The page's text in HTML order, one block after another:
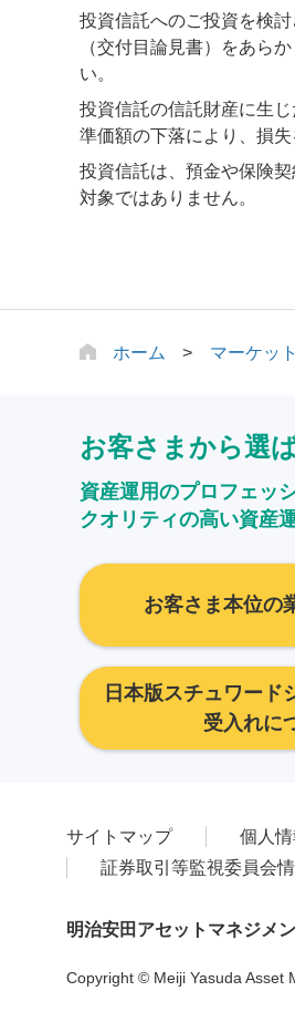
投資信託へのご投資を検
（交付目論見書）をあら
い。
投資信託の信託財産に生
準価額の下落により、損
投資信託は、預金や保険
対象ではありません。
ホーム マーケッ
お客さまから選
資産運用のプロフェッ
クオリティの高い資産
お客さま本位の
日本版スチュワード
受入れに
サイトマップ 個人
証券取引等監視委員会
明治安田アセットマネジメ
Copyright © Meiji Yasuda Asset